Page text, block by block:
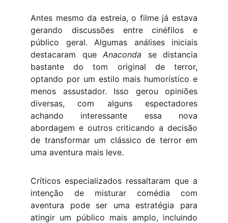
Antes mesmo da estreia, o filme já estava
gerando discussões entre cinéfilos e
público geral. Algumas análises iniciais
destacaram que Anaconda se distancia
bastante do tom original de terror,
optando por um estilo mais humorístico e
menos assustador. Isso gerou opiniões
diversas, com alguns espectadores
achando interessante essa nova
abordagem e outros criticando a decisão
de transformar um clássico de terror em
uma aventura mais leve.
Críticos especializados ressaltaram que a
intenção de misturar comédia com
aventura pode ser uma estratégia para
atingir um público mais amplo, incluindo